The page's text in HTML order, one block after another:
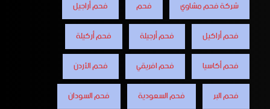
شركة فحم مشاوي
فحم
فحم أراجيل
فحم أراكيل
فحم أرجيلة
فحم أركيلة
فحم أكاسيا
فحم افريقي
فحم الأردن
فحم البر
فحم السعودية
فحم السودان